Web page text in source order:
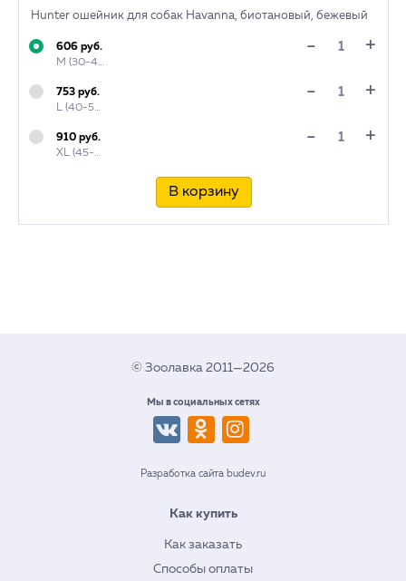
Hunter ошейник для собак Havanna, биотановый, бежевый
606 руб.
M (30-45 см)
- +
753 руб.
L (40-55 см)
- +
910 руб.
XL (45-65 см)
- +
В корзину
© Зоолавка 2011—2026
Мы в социальных сетях
Разработка сайта budev.ru
Как купить
Как заказать
Способы оплаты